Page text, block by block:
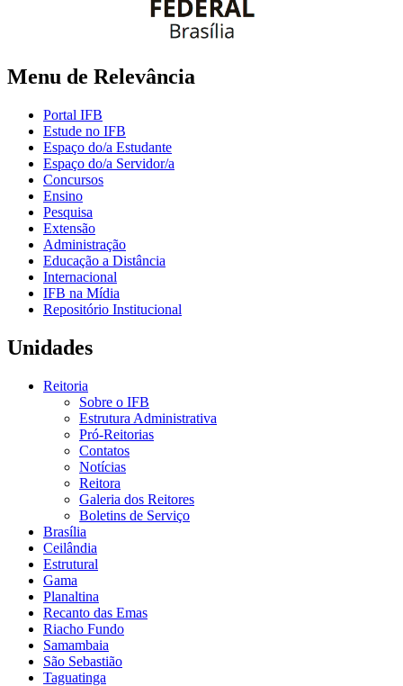
Menu de Relevância
Portal IFB
Estude no IFB
Espaço do/a Estudante
Espaço do/a Servidor/a
Concursos
Ensino
Pesquisa
Extensão
Administração
Educação a Distância
Internacional
IFB na Mídia
Repositório Institucional
Unidades
Reitoria
Sobre o IFB
Estrutura Administrativa
Pró-Reitorias
Contatos
Notícias
Reitora
Galeria dos Reitores
Boletins de Serviço
Brasília
Ceilândia
Estrutural
Gama
Planaltina
Recanto das Emas
Riacho Fundo
Samambaia
São Sebastião
Taguatinga